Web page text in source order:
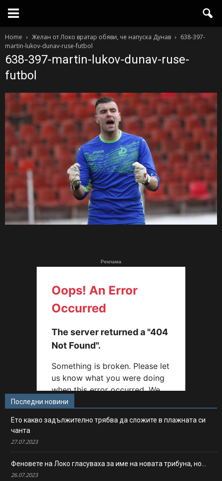
Home Желан от Локо вратар обяви, че напуска Дунав
638-397-
martin-lukov-dunav-ruse-futbol
638-397-martin-lukov-dunav-ruse-
futbol
Реклама
Последни новини
Ето какво задължително трябва да сложите в плажната си
чанта
27.07.2023
Феновете на Локо гласуваха за име на новата трибуна, но…
26.07.2023